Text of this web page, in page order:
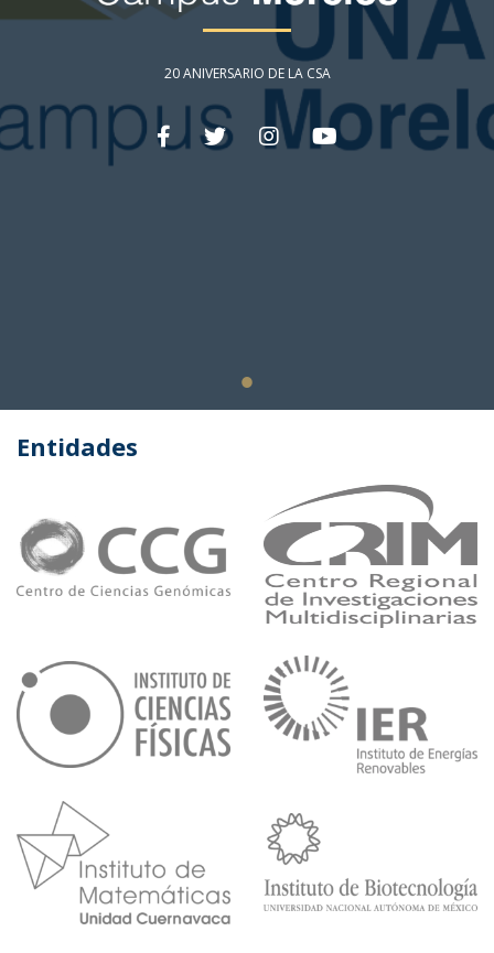
20 ANIVERSARIO DE LA CSA
Entidades